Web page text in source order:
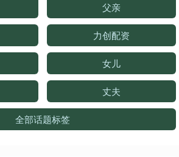
父亲
力创配资
女儿
丈夫
全部话题标签